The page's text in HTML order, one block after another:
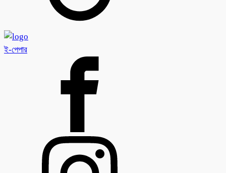
ই-পেপার